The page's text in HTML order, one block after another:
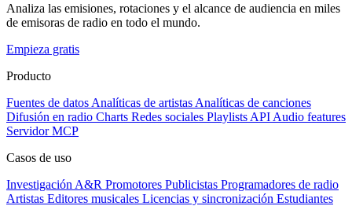
Analiza las emisiones, rotaciones y el alcance de audiencia en miles
de emisoras de radio en todo el mundo.
Empieza gratis
Producto
Fuentes de datos Analíticas de artistas Analíticas de canciones
Difusión en radio Charts Redes sociales Playlists API Audio features
Servidor MCP
Casos de uso
Investigación A&R Promotores Publicistas Programadores de radio
Artistas Editores musicales Licencias y sincronización Estudiantes